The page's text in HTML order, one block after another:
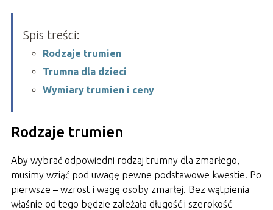
Spis treści:
Rodzaje trumien
Trumna dla dzieci
Wymiary trumien i ceny
Rodzaje trumien
Aby wybrać odpowiedni rodzaj trumny dla zmarłego,
musimy wziąć pod uwagę pewne podstawowe kwestie. Po
pierwsze – wzrost i wagę osoby zmarłej. Bez wątpienia
właśnie od tego będzie zależała długość i szerokość